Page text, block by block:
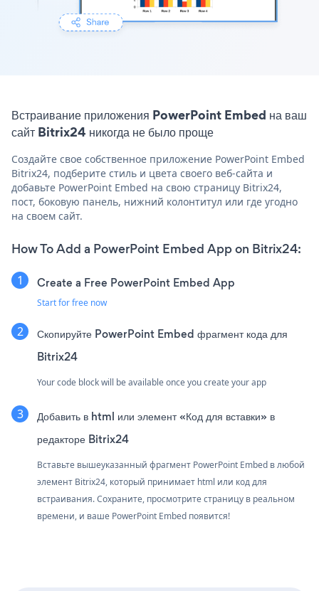
Встраивание приложения PowerPoint Embed на ваш
сайт Bitrix24 никогда не было проще
Создайте свое собственное приложение PowerPoint Embed
Bitrix24, подберите стиль и цвета своего веб-сайта и
добавьте PowerPoint Embed на свою страницу Bitrix24,
пост, боковую панель, нижний колонтитул или где угодно
на своем сайт.
How To Add a PowerPoint Embed App on Bitrix24:
Create a Free PowerPoint Embed App
Start for free now
Скопируйте PowerPoint Embed фрагмент кода для
Bitrix24
Your code block will be available once you create your app
Добавить в html или элемент «Код для вставки» в
редакторе Bitrix24
Вставьте вышеуказанный фрагмент PowerPoint Embed в любой
элемент Bitrix24, который принимает html или код для
встраивания. Сохраните, просмотрите страницу в реальном
времени, и ваше PowerPoint Embed появится!